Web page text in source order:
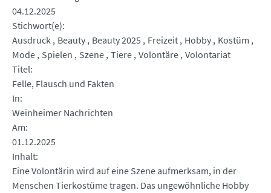
04.12.2025
Stichwort(e)
Ausdruck Beauty Beauty 2025 Freizeit Hobby Kostüm
Mode Spielen Szene Tiere Volontäre Volontariat
Titel
Felle, Flausch und Fakten
In
Weinheimer Nachrichten
Am
01.12.2025
Inhalt
Eine Volontärin wird auf eine Szene aufmerksam, in der
Menschen Tierkostüme tragen. Das ungewöhnliche Hobby